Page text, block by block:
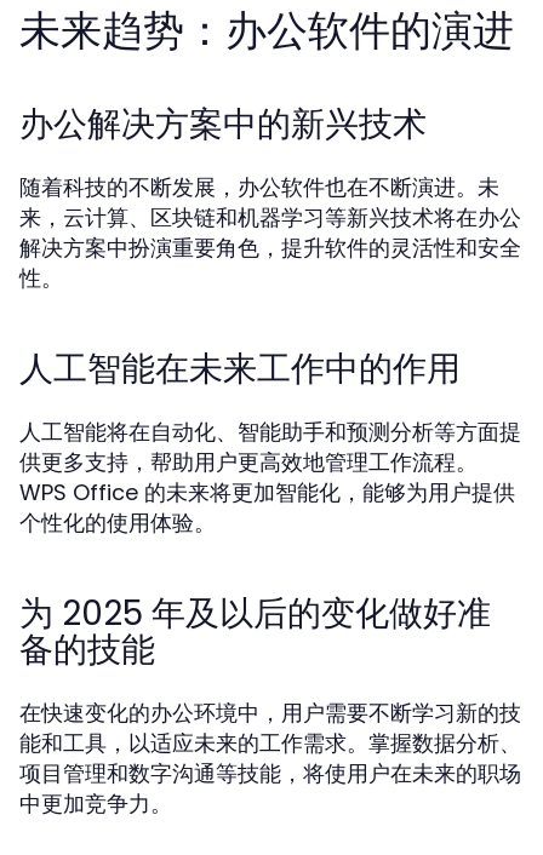
未来趋势：办公软件的演进
办公解决方案中的新兴技术
随着科技的不断发展，办公软件也在不断演进。未
来，云计算、区块链和机器学习等新兴技术将在办公
解决方案中扮演重要角色，提升软件的灵活性和安全
性。
人工智能在未来工作中的作用
人工智能将在自动化、智能助手和预测分析等方面提
供更多支持，帮助用户更高效地管理工作流程。
WPS Office 的未来将更加智能化，能够为用户提供
个性化的使用体验。
为 2025 年及以后的变化做好准
备的技能
在快速变化的办公环境中，用户需要不断学习新的技
能和工具，以适应未来的工作需求。掌握数据分析、
项目管理和数字沟通等技能，将使用户在未来的职场
中更加竞争力。